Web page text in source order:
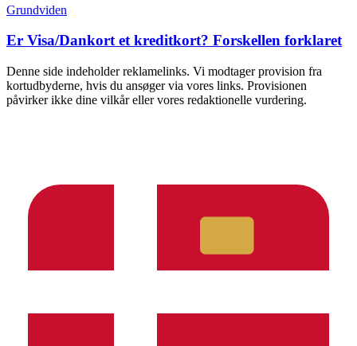
Grundviden
Er Visa/Dankort et kreditkort? Forskellen forklaret
Denne side indeholder reklamelinks. Vi modtager provision fra
kortudbyderne, hvis du ansøger via vores links. Provisionen
påvirker ikke dine vilkår eller vores redaktionelle vurdering.